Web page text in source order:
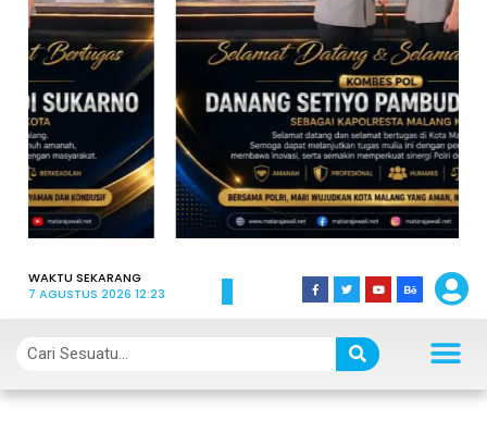
WAKTU SEKARANG
7 AGUSTUS 2026 12:23